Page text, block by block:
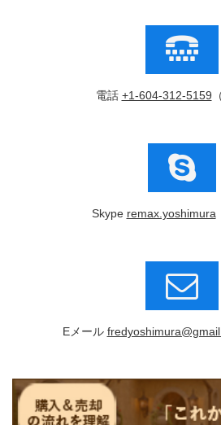
電話 +1-604-312-5159
Skype remax.yoshimura
Eメール